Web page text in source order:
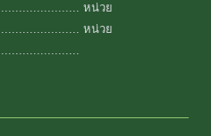
หน่วย
หน่วย